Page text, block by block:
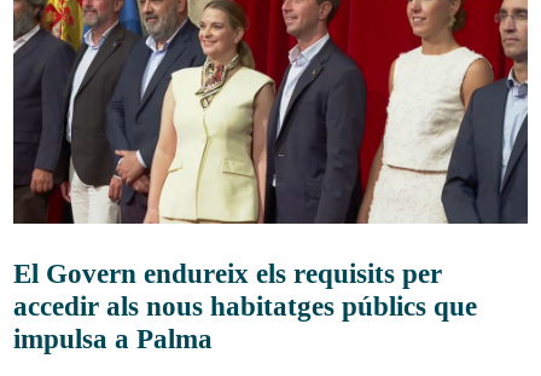
El Govern endureix els requisits per
accedir als nous habitatges públics que
impulsa a Palma